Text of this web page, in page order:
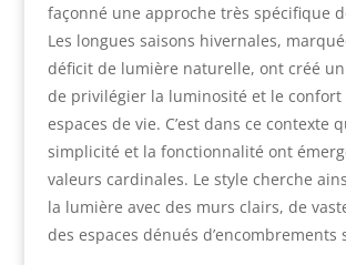
façonné une approche très spécifique
Les longues saisons hivernales,
déficit de lumière naturelle, ont créé
de privilégier la luminosité et le confort
espaces de vie. C’est dans ce contexte
simplicité et la fonctionnalité ont
valeurs cardinales. Le style cherche
la lumière avec des murs clairs, de
des espaces dénués d’encombrements